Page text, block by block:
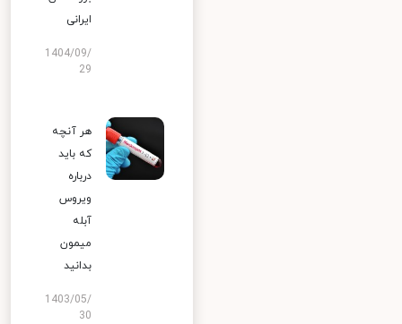
ایرانی
1404/09/
29
هر آنچه
که باید
درباره
ویروس
آبله
میمون
بدانید
1403/05/
30